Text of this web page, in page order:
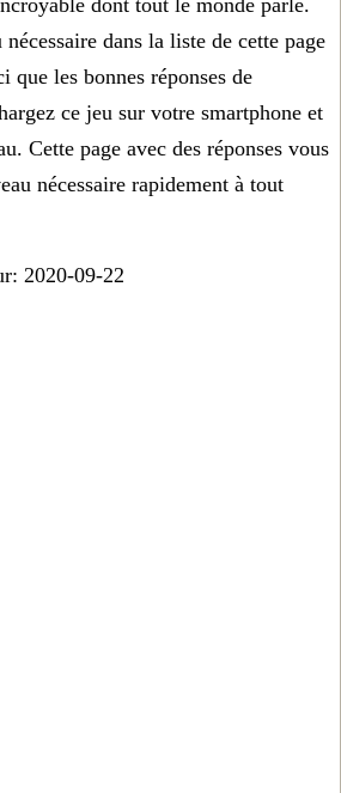
dont tout le monde parle.
dans la liste de cette page
que les bonnes réponses de
ce jeu sur votre smartphone et
Cette page avec des réponses vous
nécessaire rapidement à tout
2020-09-22